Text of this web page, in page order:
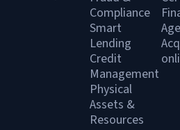
Compliance
Smart
Lending
Credit
Management
Physical
Assets &
Resources